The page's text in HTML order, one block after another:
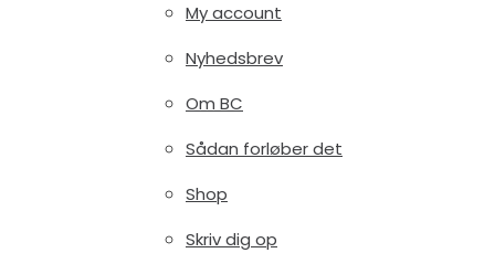
My account
Nyhedsbrev
Om BC
Sådan forløber det
Shop
Skriv dig op